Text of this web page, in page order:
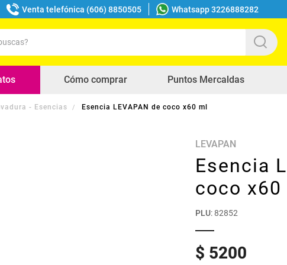
Venta telefónica (606) 8850505 Whatsapp 3226888282
Cómo comprar Puntos Mercaldas
- Esencias Esencia LEVAPAN de coco x60 ml
LEVAPAN
Esencia
coco x60
PLU:82852
$ 5200
buscados